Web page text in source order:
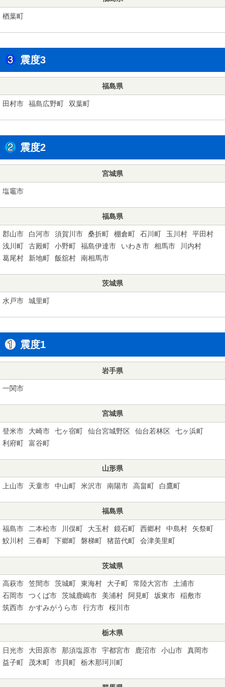
楢葉町
震度3
福島県
田村市 福島広野町 双葉町
震度2
宮城県
塩竈市
福島県
郡山市 白河市 須賀川市 桑折町 棚倉町 石川町 玉川村
平田村
浅川町
古殿町 小野町 福島伊達市 いわき市 相馬市
川内村
葛尾村
新地町 飯舘村 南相馬市
茨城県
水戸市 城里町
震度1
岩手県
一関市
宮城県
登米市 大崎市 七ヶ宿町 仙台宮城野区 仙台若林区
七ヶ浜町
利府町
富谷町
山形県
上山市 天童市 中山町 米沢市 南陽市 高畠町 白鷹町
福島県
福島市 二本松市 川俣町 大玉村 鏡石町 西郷村 中島村
矢祭町
鮫川村
三春町 下郷町 磐梯町 猪苗代町 会津美里町
茨城県
高萩市 笠間市 茨城町 東海村 大子町 常陸大宮市
土浦市
石岡市
つくば市 茨城鹿嶋市 美浦村 阿見町 坂東市
稲敷市
筑西市
かすみがうら市 行方市 桜川市
栃木県
日光市 大田原市 那須塩原市 宇都宮市 鹿沼市 小山市
真岡市
益子町
茂木町 市貝町 栃木那珂川町